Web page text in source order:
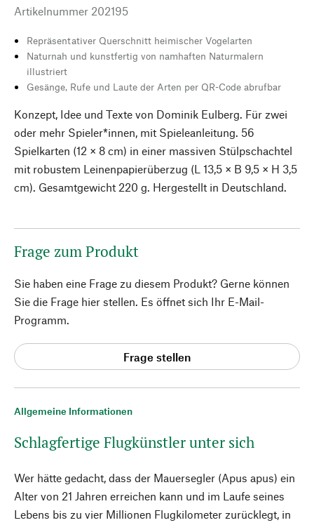
Allgemeine Informationen
Schlagfertige Flugkünstler unter sich
Wer hätte gedacht, dass der Mauersegler (Apus apus) ein
Alter von 21 Jahren erreichen kann und im Laufe seines
Lebens bis zu vier Millionen Flugkilometer zurücklegt, in
Artikelnummer 202195
Repräsentativer Querschnitt heimischer Vogelarten
Naturnah und kunstfertig von namhaften Naturmalern
illustriert
Gesänge, Rufe und Laute der Arten per QR-Code abrufbar
Konzept, Idee und Texte von Dominik Eulberg. Für zwei
oder mehr Spieler*innen, mit Spieleanleitung. 56
Spielkarten (12 × 8 cm) in einer massiven Stülpschachtel
mit robustem Leinenpapierüberzug (L 13,5 × B 9,5 × H 3,5
cm). Gesamtgewicht 220 g. Hergestellt in Deutschland.
Frage zum Produkt
Sie haben eine Frage zu diesem Produkt? Gerne können
Sie die Frage hier stellen. Es öffnet sich Ihr E-Mail-
Programm.
Frage stellen